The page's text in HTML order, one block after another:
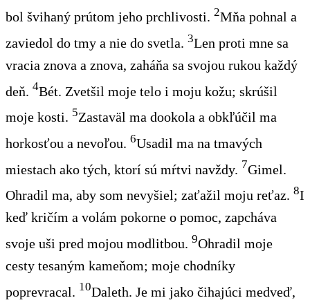
bol švihaný prútom jeho prchlivosti. 2Mňa pohnal a
zaviedol do tmy a nie do svetla. 3Len proti mne sa
vracia znova a znova, zaháňa sa svojou rukou každý
deň. 4Bét. Zvetšil moje telo i moju kožu; skrúšil
moje kosti. 5Zastaväl ma dookola a obkľúčil ma
horkosťou a nevoľou. 6Usadil ma na tmavých
miestach ako tých, ktorí sú mŕtvi navždy. 7Gimel.
Ohradil ma, aby som nevyšiel; zaťažil moju reťaz. 8I
keď kričím a volám pokorne o pomoc, zapcháva
svoje uši pred mojou modlitbou. 9Ohradil moje
cesty tesaným kameňom; moje chodníky
poprevracal.
10Daleth . Je mi jako čihajúci medveď,